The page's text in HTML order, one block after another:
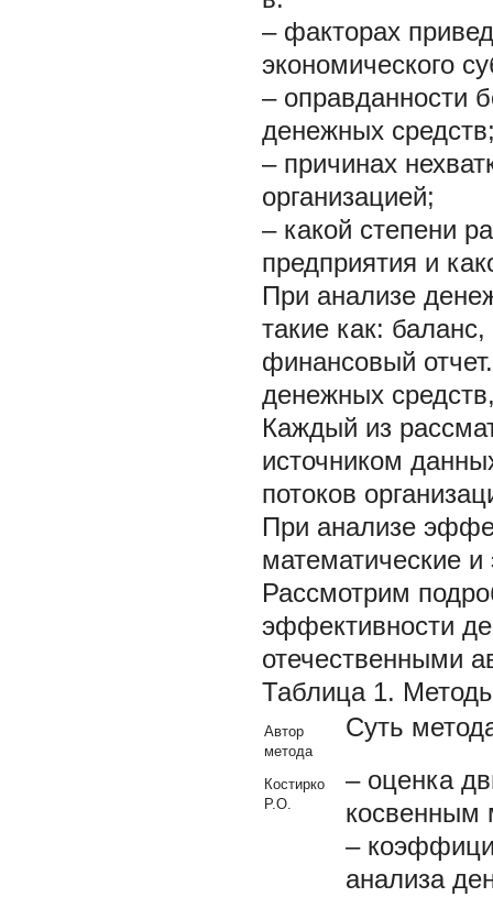
– факторах
экономического
– оправданности
денежных
– причинах
организацией;
– какой степени
предприятия и
При анализе
такие как:
финансовый
денежных
Каждый из
источником
потоков
При анализе
математические
Рассмотрим
эффективности
отечественными
Таблица 1.
Автор
метода
Суть
Костирко
Р.О.
– оценка
косвенным
–
анализа